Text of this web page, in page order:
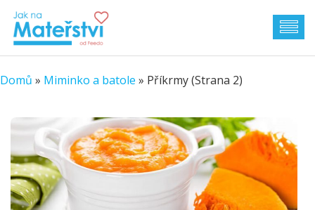
Domů » Miminko a batole » Příkrmy(Strana 2)